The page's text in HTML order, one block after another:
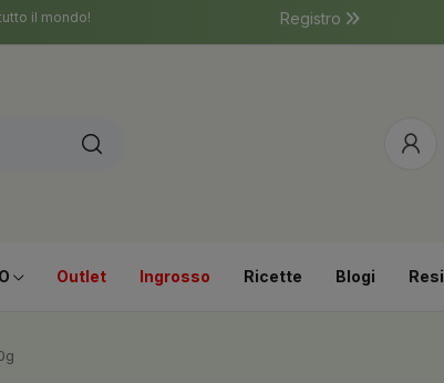
il mondo! Registro
Outlet Ingrosso Ricette Blogi Resi